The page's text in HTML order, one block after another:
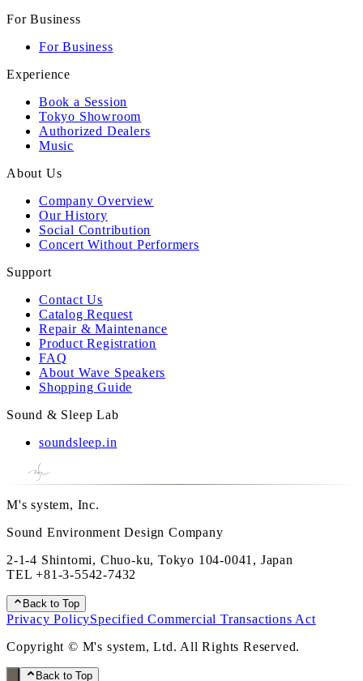
For Business
For Business
Experience
Book a Session
Tokyo Showroom
Authorized Dealers
Music
About Us
Company Overview
Our History
Social Contribution
Concert Without Performers
Support
Contact Us
Catalog Request
Repair & Maintenance
Product Registration
FAQ
About Wave Speakers
Shopping Guide
Sound & Sleep Lab
soundsleep.in
M's system, Inc.
Sound Environment Design Company
2-1-4 Shintomi, Chuo-ku, Tokyo 104-0041, Japan
TEL+81-3-5542-7432
Back to Top
Privacy PolicySpecified Commercial Transactions Act
Copyright © M's system, Ltd. All Rights Reserved.
Back to Top